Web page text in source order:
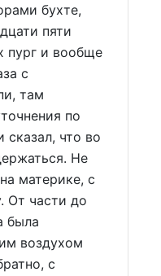
бухте,
пяти
пург и вообще
с
там
по
что во
Не
материке, с
От части до
была
воздухом
с